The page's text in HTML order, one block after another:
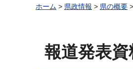
ホーム > 県政情報 > 県の概要 >
報道発表